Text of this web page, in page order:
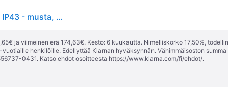
Ulkonvalaisin Parma, metalli, pidike alhaalla, E27, IP43 - musta, ruostumaton teräs, läpinäkyvä
ja viimeinen erä 174,63€. Kesto: 6 kuukautta. Nimelliskorko 17,50%,
henkilöille. Edellyttää Klarnan hyväksynnän. Vähimmäisoston
0431. Katso ehdot osoitteesta https://www.klarna.com/fi/ehdot/.